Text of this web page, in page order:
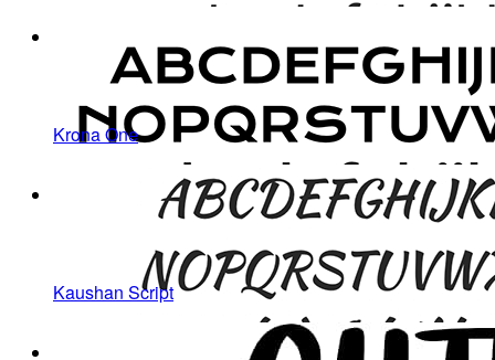
Krona One
Kaushan Script